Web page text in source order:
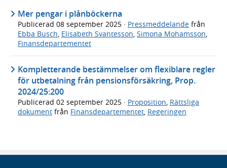
Mer pengar i plånböckerna
Publicerad 08 september 2025 · Pressmeddelande från
Ebba Busch Elisabeth Svantesson Simona Mohamsson
Finansdepartementet
Kompletterande bestämmelser om flexiblare regler
för utbetalning från pensionsförsäkring, Prop.
2024/25:200
Publicerad 02 september 2025 · Proposition, Rättsliga
dokument från Finansdepartementet, Regeringen